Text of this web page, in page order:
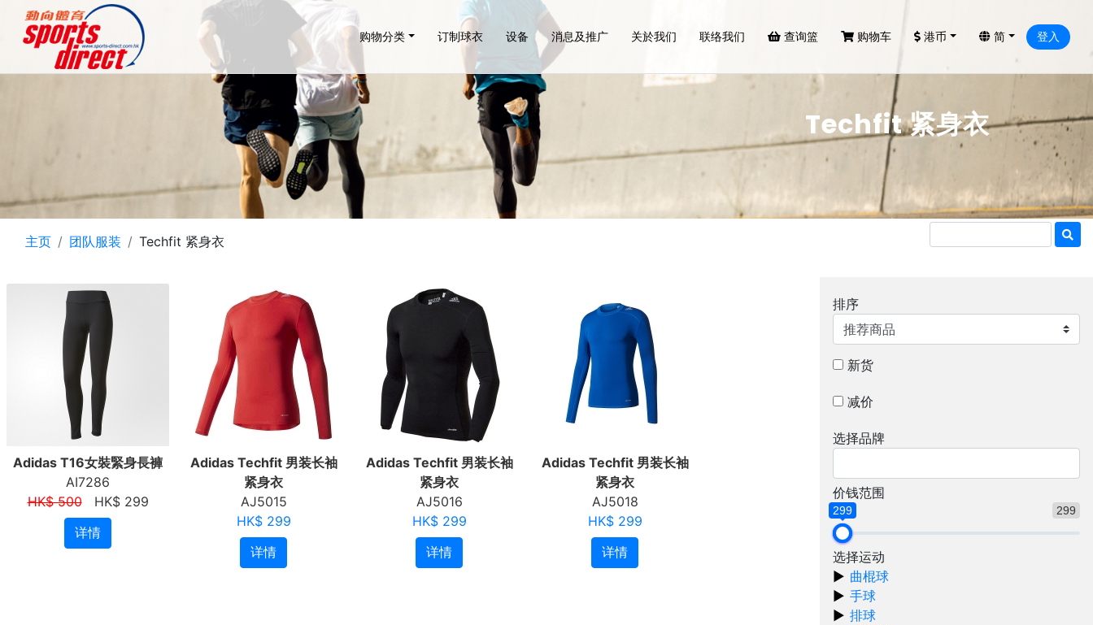
购物分类 订制球衣 设备 消息及推广 关於我们 联络我们 查询篮 购物车 港币 简 登入
Techfit 紧身衣
主页 团队服装 Techfit 紧身衣
Adidas T16女裝緊身長褲
AI7286
HK$ 500HK$ 299
详情
Adidas Techfit 男装长袖
紧身衣
AJ5015
HK$ 299
详情
Adidas Techfit 男装长袖
紧身衣
AJ5016
HK$ 299
详情
Adidas Techfit 男装长袖
紧身衣
AJ5018
HK$ 299
详情
排序
新货
减价
选择品牌
价钱范围
299
299
选择运动
曲棍球
手球
排球